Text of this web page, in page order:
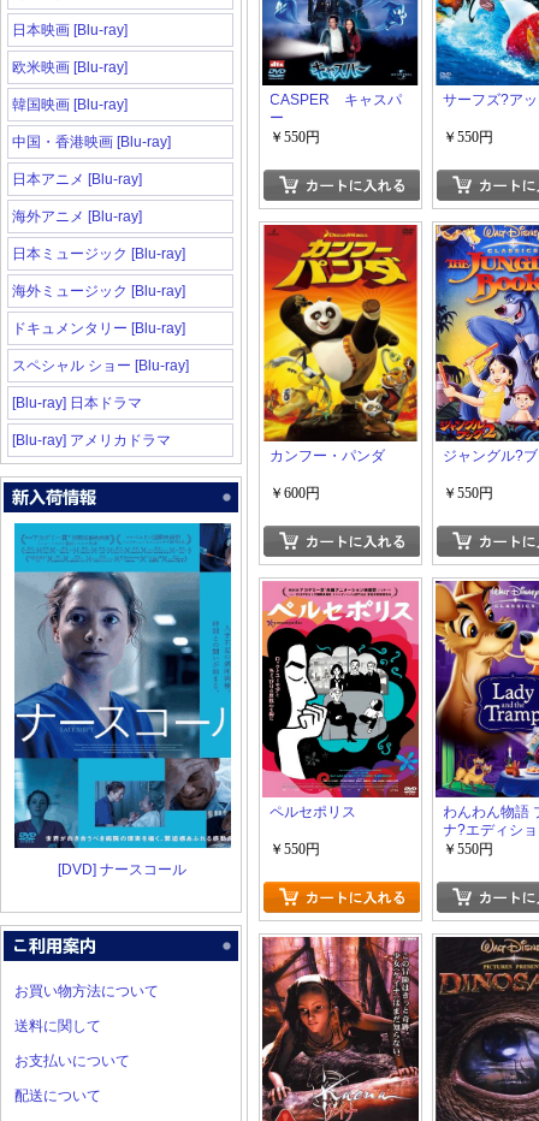
日本映画 [Blu-ray]
欧米映画 [Blu-ray]
韓国映画 [Blu-ray]
中国・香港映画 [Blu-ray]
日本アニメ [Blu-ray]
海外アニメ [Blu-ray]
日本ミュージック [Blu-ray]
海外ミュージック [Blu-ray]
ドキュメンタリー [Blu-ray]
スペシャル ショー [Blu-ray]
[Blu-ray] 日本ドラマ
[Blu-ray] アメリカドラマ
[DVD] ナースコール
お買い物方法について
送料に関して
お支払いについて
配送について
CASPER キャスパ
ー
￥550円
サーフズ?ア
￥550円
カンフー・パンダ
￥600円
ジャングル?
￥550円
ペルセポリス
￥550円
わんわん物語
ナ?エディシ
￥550円